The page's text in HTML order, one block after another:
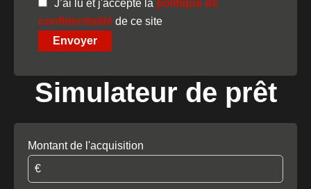
J’ai lu et j'accepte la politique de
confidentialité de ce site
Envoyer
Simulateur de prêt
Montant de l'acquisition
€